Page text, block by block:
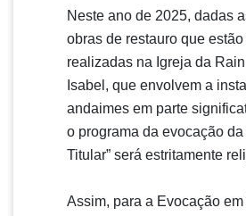
Neste ano de 2025, dadas
obras de restauro que estão
realizadas na Igreja da
Isabel, que envolvem a
andaimes em parte
o programa da evocação da
Titular” será estritamente
Assim, para a Evocação